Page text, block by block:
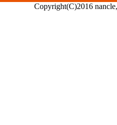
Copyright(C)2016